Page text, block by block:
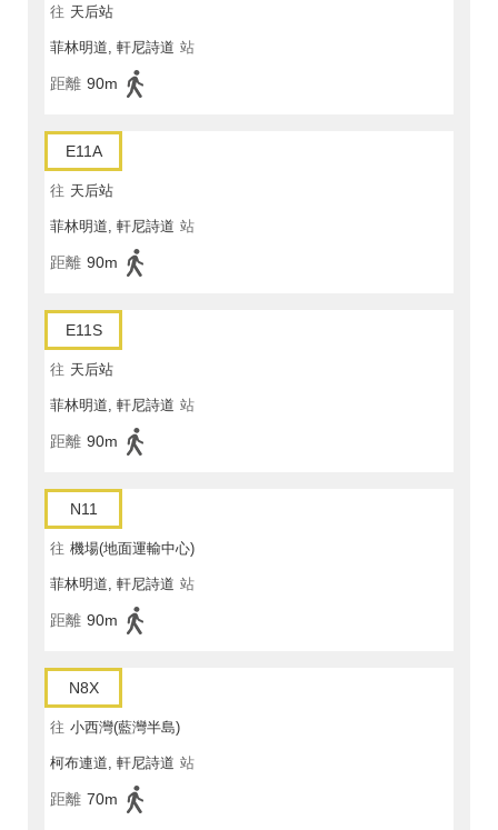
往 天后站
菲林明道, 軒尼詩道 站
距離 90m
E11A
往 天后站
菲林明道, 軒尼詩道 站
距離 90m
E11S
往 天后站
菲林明道, 軒尼詩道 站
距離 90m
N11
往 機場(地面運輸中心)
菲林明道, 軒尼詩道 站
距離 90m
N8X
往 小西灣(藍灣半島)
柯布連道, 軒尼詩道 站
距離 70m